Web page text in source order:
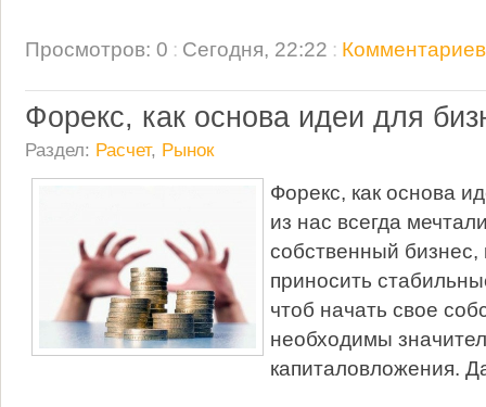
Просмотров: 0 : Сегодня, 22:22 :
Форекс, как основа идеи для
Раздел: Расчет, Рынок
Форекс, как основа
из нас всегда
собственный
приносить
чтоб начать свое
необходимы
капиталовложения.